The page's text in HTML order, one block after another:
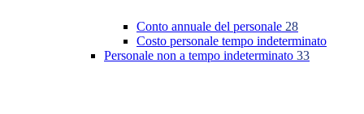
Conto annuale del personale 28
Costo personale tempo indeterminato
Personale non a tempo indeterminato 33